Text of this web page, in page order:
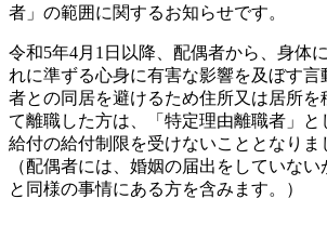
者」の範囲に関するお知らせです。
令和5年4月1日以降、配偶者から、身体
れに準ずる心身に有害な影響を及ぼす言
者との同居を避けるため住所又は居所を
て離職した方は、「特定理由離職者」と
給付の給付制限を受けないこととなりま
（配偶者には、婚姻の届出をしていな
と同様の事情にある方を含みます。）